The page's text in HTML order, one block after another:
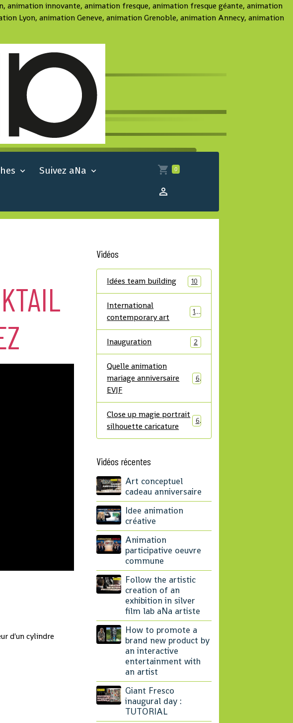
animation innovante, animation fresque, animation fresque géante, animation
Lyon, animation Geneve, animation Grenoble, animation Annecy, animation
Suivez aNa
0
d'un cylindre
Vidéos
Idées team building 10
International
contemporary art
14
Inauguration 2
Quelle animation
mariage anniversaire
EVJF
6
Close up magie portrait
silhouette caricature
6
Vidéos récentes
Art conceptuel
cadeau anniversaire
Idee animation
créative
Animation
participative oeuvre
commune
Follow the artistic
creation of an
exhibition in silver
film lab aNa artiste
How to promote a
brand new product by
an interactive
entertainment with
an artist
Giant Fresco
inaugural day :
TUTORIAL